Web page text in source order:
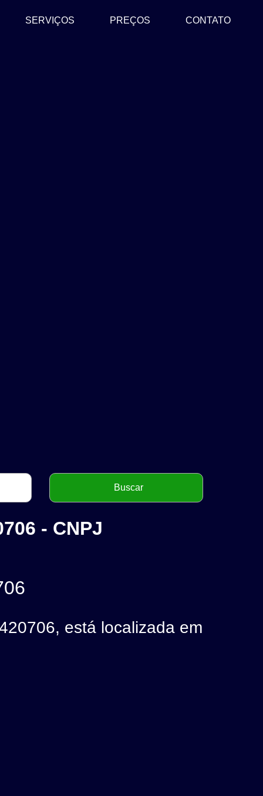
SERVIÇOS PREÇOS CONTATO
- CNPJ
está localizada em